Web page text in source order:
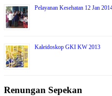
Pelayanan Kesehatan 12 Jan
Kaleidoskop GKI KW 2013
Renungan Sepekan